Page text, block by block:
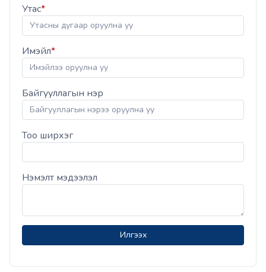
Утас*
Имэйл*
Байгууллагын нэр
Тоо ширхэг
Нэмэлт мэдээлэл
Илгээх